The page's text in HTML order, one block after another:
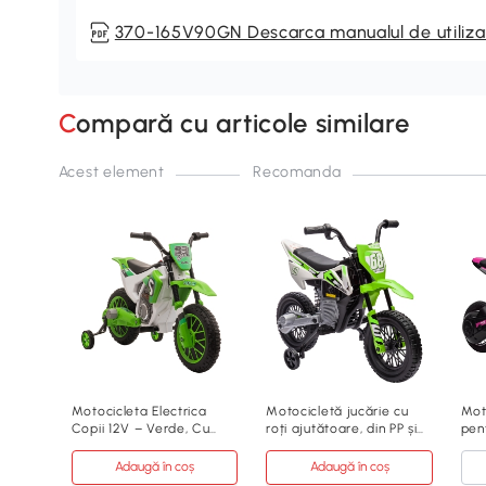
370-165V90GN Descarca manualul de
Compară cu articole similare
Acest element
Motocicleta Electrica
Copii 12V – Verde, Cu
Adaugă în coș
Recomanda
Motocicletă jucărie cu
roți ajutătoare, din PP și
Adaugă în coș